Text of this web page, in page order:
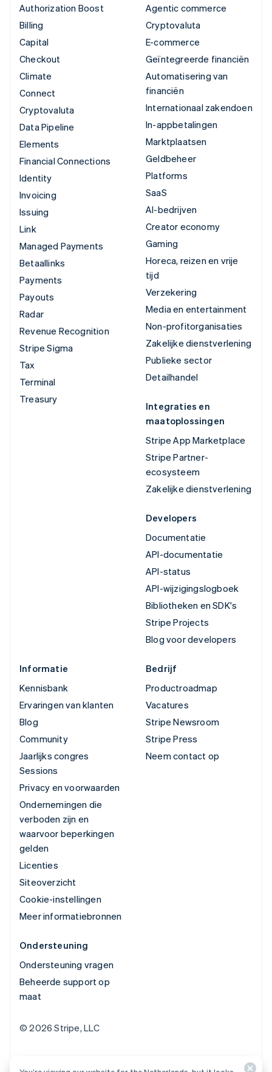
Authorization Boost
Billing
Capital
Checkout
Climate
Connect
Cryptovaluta
Data Pipeline
Elements
Financial Connections
Identity
Invoicing
Issuing
Link
Managed Payments
Betaallinks
Payments
Payouts
Radar
Revenue Recognition
Stripe Sigma
Tax
Terminal
Treasury
Agentic commerce
Cryptovaluta
E-commerce
Geïntegreerde financiën
Automatisering van
financiën
Internationaal zakendoen
In-appbetalingen
Marktplaatsen
Geldbeheer
Platforms
SaaS
AI-bedrijven
Creator economy
Gaming
Horeca, reizen en vrije
tijd
Verzekering
Media en entertainment
Non-profitorganisaties
Zakelijke dienstverlening
Publieke sector
Detailhandel
Integraties en
maatoplossingen
Stripe App Marketplace
Stripe Partner-
ecosysteem
Zakelijke dienstverlening
Developers
Documentatie
API-documentatie
API-status
API-wijzigingslogboek
Bibliotheken en SDK's
Stripe Projects
Blog voor developers
Informatie
Kennisbank
Ervaringen van klanten
Blog
Community
Jaarlijks congres
Sessions
Privacy en voorwaarden
Ondernemingen die
verboden zijn en
waarvoor beperkingen
gelden
Licenties
Siteoverzicht
Cookie-instellingen
Meer informatiebronnen
Bedrijf
Productroadmap
Vacatures
Stripe Newsroom
Stripe Press
Neem contact op
Ondersteuning
Ondersteuning vragen
Beheerde support op
maat
© 2026 Stripe, LLC